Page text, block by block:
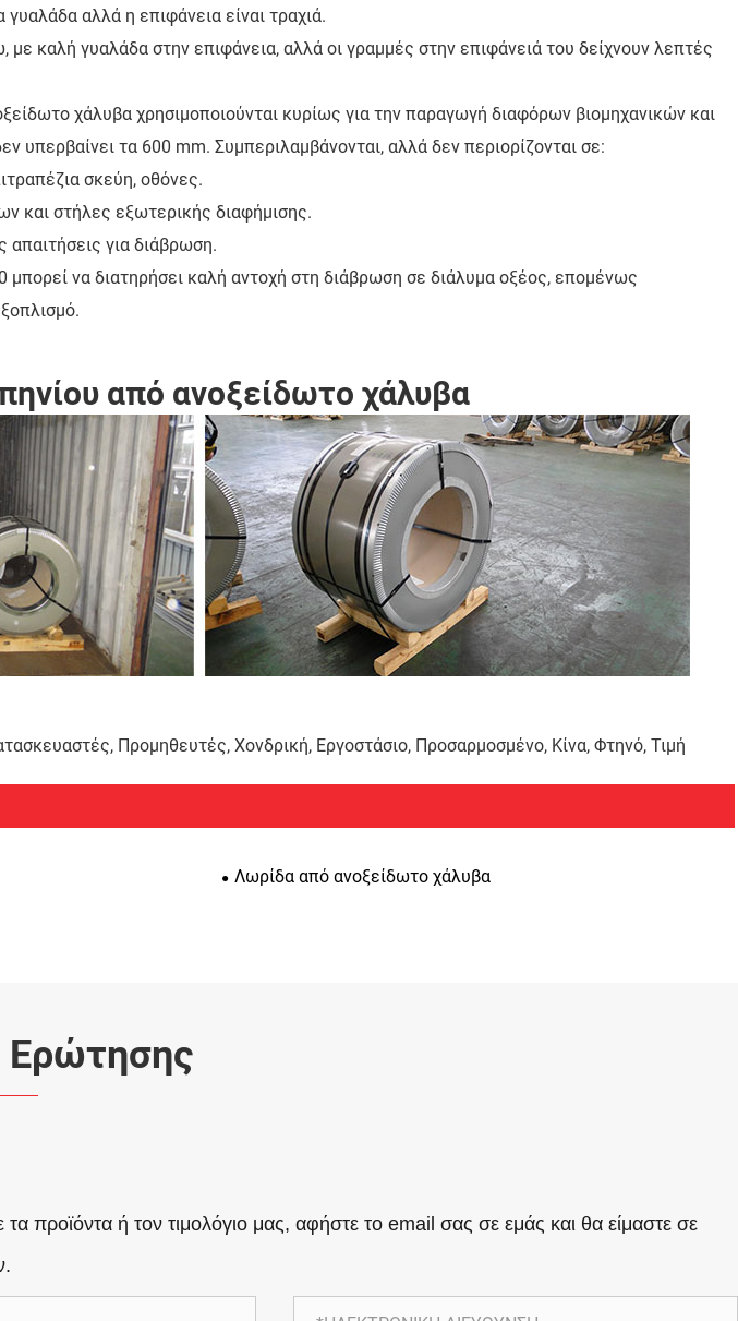
αλλά η επιφάνεια είναι τραχιά.
με καλή γυαλάδα στην επιφάνεια, αλλά οι γραμμές στην επιφάνειά του δείχνουν λεπτές
χάλυβα χρησιμοποιούνται κυρίως για την παραγωγή διαφόρων βιομηχανικών και
υπερβαίνει τα 600 mm. Συμπεριλαμβάνονται, αλλά δεν περιορίζονται σε:
σκεύη, οθόνες.
και στήλες εξωτερικής διαφήμισης.
για διάβρωση.
να διατηρήσει καλή αντοχή στη διάβρωση σε διάλυμα οξέος, επομένως
από ανοξείδωτο χάλυβα
Προμηθευτές, Χονδρική, Εργοστάσιο, Προσαρμοσμένο, Κίνα, Φτηνό, Τιμή
Λωρίδα από ανοξείδωτο χάλυβα
τα προϊόντα ή τον τιμολόγιο μας, αφήστε το email σας σε εμάς και θα είμαστε σε